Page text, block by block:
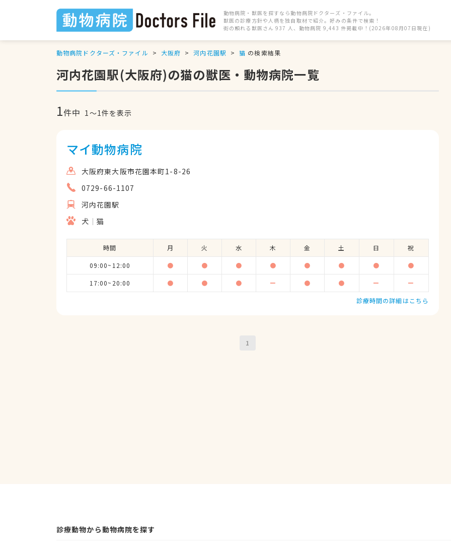
動物病院・獣医を探すなら動物病院ドクターズ・ファイル。
獣医の診療方針や人柄を独自取材で紹介。好みの条件で検索！
街の頼れる獣医さん 937 人、動物病院 9,443 件掲載中！(2026年08月07日現在)
動物病院ドクターズ・ファイル 大阪府 河内花園駅 猫 の検索結果
河内花園駅(大阪府)の猫の獣医・動物病院一覧
1件中 1〜1件を表示
マイ動物病院
大阪府東大阪市花園本町1-8-26
0729-66-1107
河内花園駅
犬
猫
時間 月 火 水 木 金 土 日 祝
09:00~12:00 ● ● ● ● ● ● ● ●
17:00~20:00 ● ● ● ー ● ● ー ー
診療時間の詳細はこちら
1
診療動物から動物病院を探す